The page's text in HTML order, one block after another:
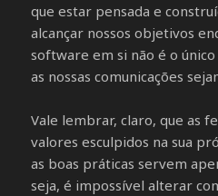
que estar pensada e
alcançar nossos objetivos
software em si não é o
as nossas comunicações
Vale lembrar, claro, que as
valores esculpidos na sua
as boas práticas servem
seja, é impossível alterar